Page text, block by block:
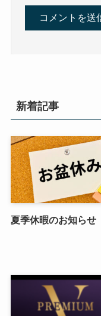
新着記事
夏季休暇のお知らせ